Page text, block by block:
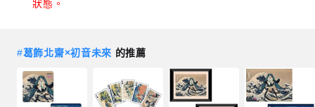
狀態。
#葛飾北齋×初音未來 的推薦